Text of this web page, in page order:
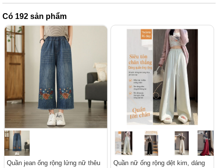
Có 192 sản phẩm
Quần jean ống rộng lửng nữ thêu
Quần nữ ống rộng dệt kim, dáng